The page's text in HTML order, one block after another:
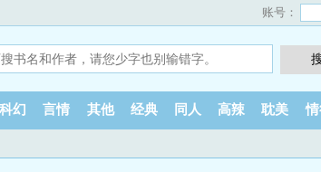
账号：
科幻 言情 其他 经典 同人 高辣 耽美